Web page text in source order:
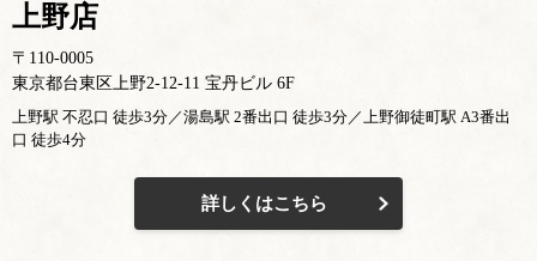
上野店
〒110-0005
東京都台東区上野2-12-11 宝丹ビル 6F
上野駅 不忍口 徒歩3分／湯島駅 2番出口 徒歩3分／上野御徒町駅 A3番出
口 徒歩4分
詳しくはこちら